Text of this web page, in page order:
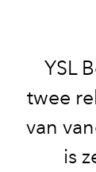
YSL
twee
van
is